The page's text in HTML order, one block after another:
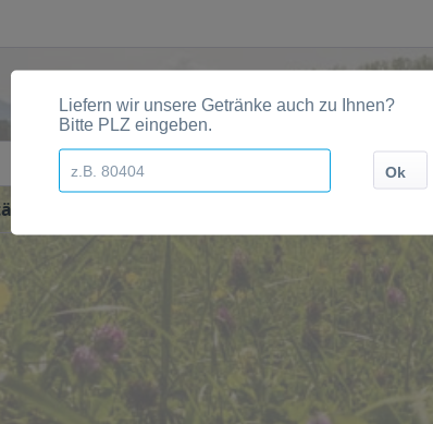
Orten und Postleitzahl-Gebieten geliefert